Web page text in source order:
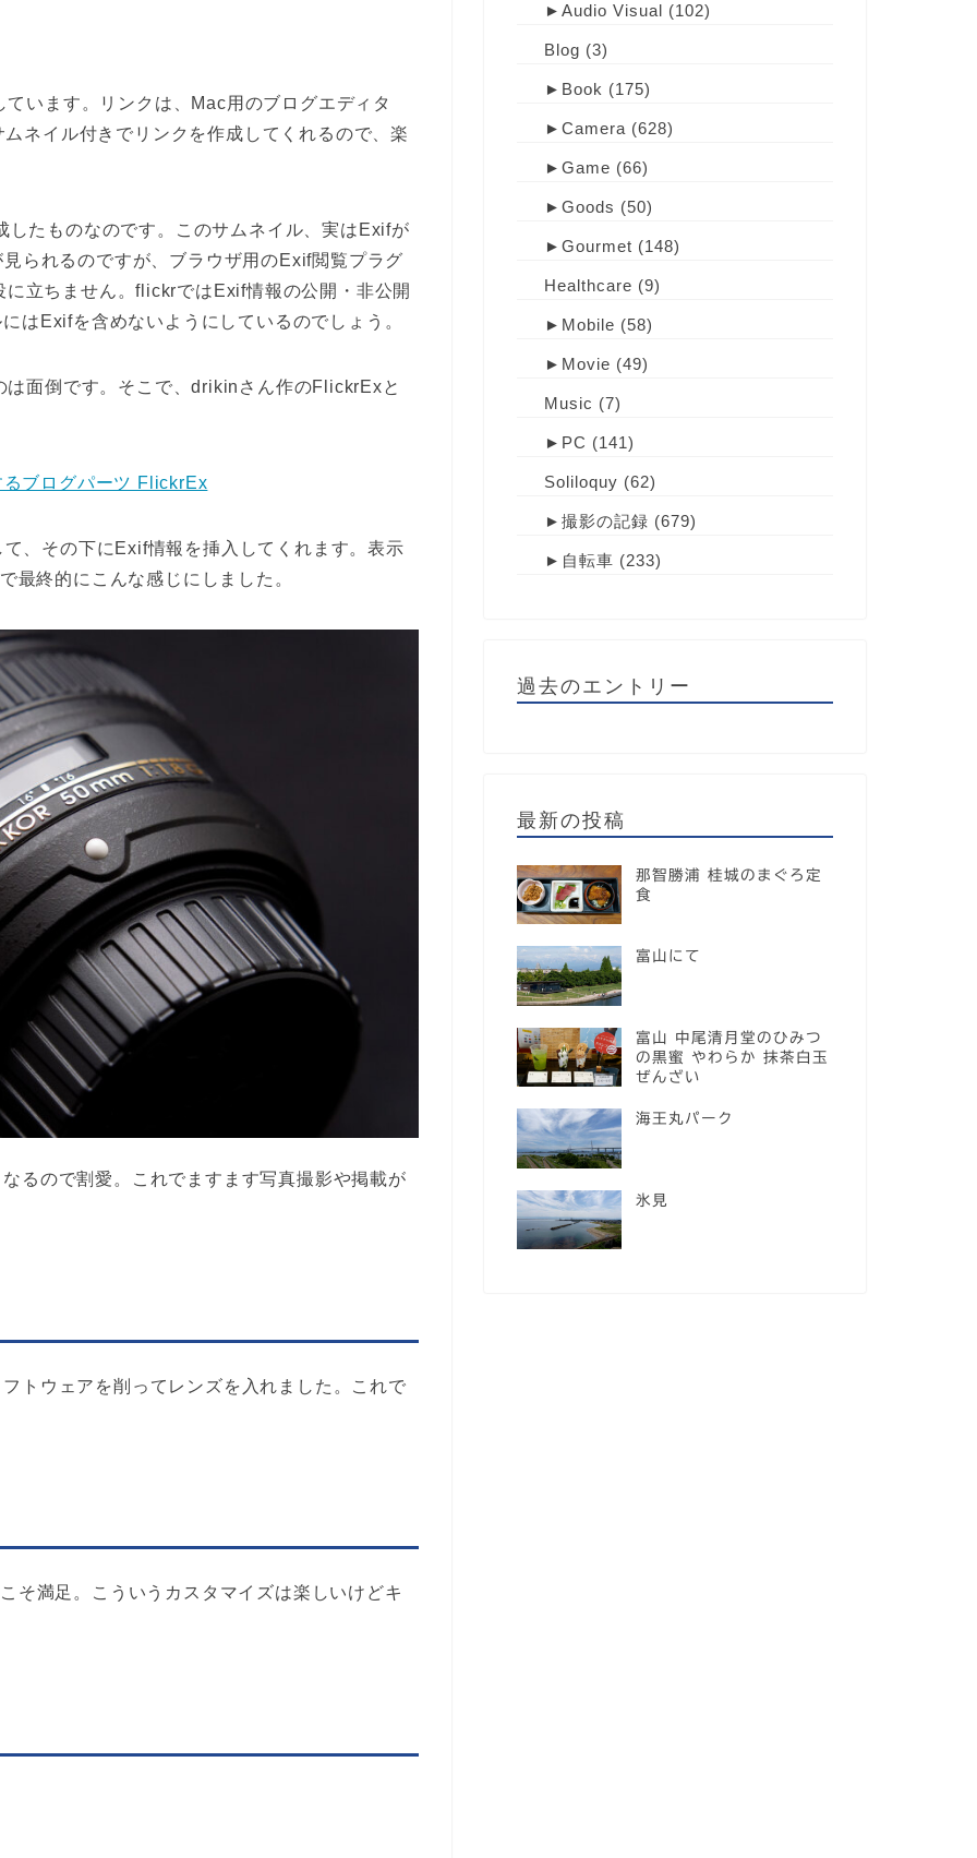
います。リンクは、Mac用のブログエディタ
ネイル付きでリンクを作成してくれるので、楽
たものなのです。このサムネイル、実はExifが
られるのですが、ブラウザ用のExif閲覧プラグ
に立ちません。flickrではExif情報の公開・非公開
はExifを含めないようにしているのでしょう。
面倒です。そこで、drikinさん作のFlickrExと
ブログパーツ FlickrEx
、その下にExif情報を挿入してくれます。表示
最終的にこんな感じにしました。
るので割愛。これでますます写真撮影や掲載が
トウェアを削ってレンズを入れました。これで
そ満足。こういうカスタマイズは楽しいけどキ
► Audio Visual (102)
Blog (3)
► Book (175)
► Camera (628)
► Game (66)
► Goods (50)
► Gourmet (148)
Healthcare (9)
► Mobile (58)
► Movie (49)
Music (7)
► PC (141)
Soliloquy (62)
► 撮影の記録 (679)
► 自転車 (233)
過去のエントリー
最新の投稿
那智勝浦 桂城のまぐろ定
食
富山にて
富山 中尾清月堂のひみつ
の黒蜜 やわらか 抹茶白玉
ぜんざい
海王丸パーク
氷見